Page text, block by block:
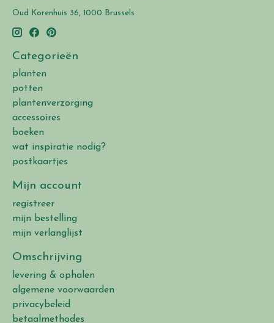
Oud Korenhuis 36, 1000 Brussels
Categorieën
planten
potten
plantenverzorging
accessoires
boeken
wat inspiratie nodig?
postkaartjes
Mijn account
registreer
mijn bestelling
mijn verlanglijst
Omschrijving
levering & ophalen
algemene voorwaarden
privacybeleid
betaalmethodes